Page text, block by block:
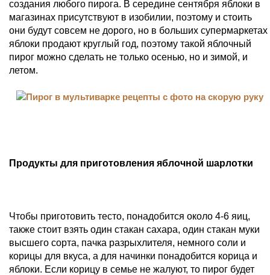
создания любого пирога. В середине сентября яблоки в
магазинах присутствуют в изобилии, поэтому и стоить
они будут совсем не дорого, но в больших супермаркетах
яблоки продают круглый год, поэтому такой яблочный
пирог можно сделать не только осенью, но и зимой, и
летом.
Продукты для приготовления яблочной шарлотки
Чтобы приготовить тесто, понадобится около 4-6 яиц,
также стоит взять один стакан сахара, один стакан муки
высшего сорта, пачка разрыхлителя, немного соли и
корицы для вкуса, а для начинки понадобится корица и
яблоки. Если корицу в семье не жалуют, то пирог будет